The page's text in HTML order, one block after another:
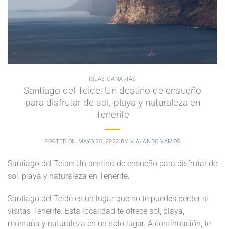
ISLAS CANARIAS
Santiago del Teide: Un destino de ensueño
para disfrutar de sol, playa y naturaleza en
Tenerife
POSTED ON MAYO 20, 2023 BYVIAJANDO VAMOS
Santiago del Teide: Un destino de ensueño para disfrutar de
sol, playa y naturaleza en Tenerife.
Santiago del Teide es un lugar que no te puedes perder si
visitas Tenerife. Esta localidad te ofrece sol, playa,
montaña y naturaleza en un solo lugar. A continuación, te